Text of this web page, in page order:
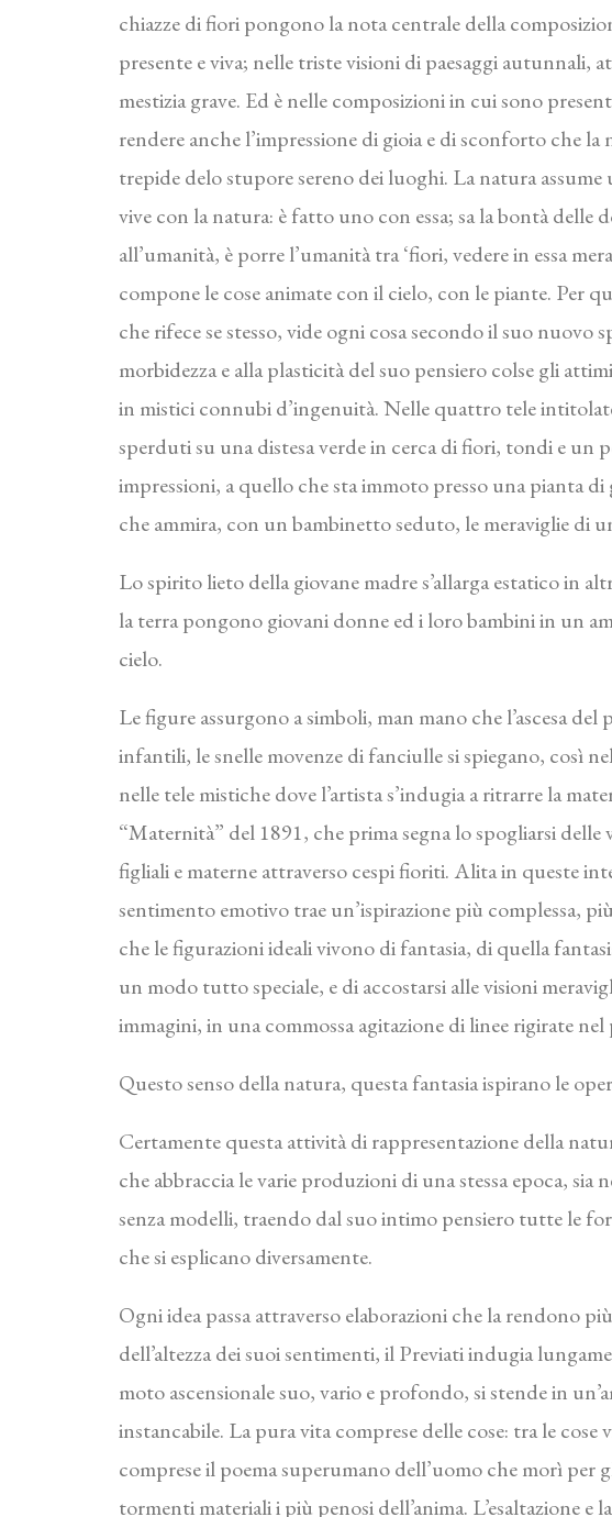
chiazze di fiori pongono la nota centrale della
presente e viva; nelle triste visioni di paesaggi
mestizia grave. Ed è nelle composizioni in cui sono
rendere anche l’impressione di gioia e di sconforto che
trepide delo stupore sereno dei luoghi. La natura assume
vive con la natura: è fatto uno con essa; sa la bontà delle
all’umanità, è porre l’umanità tra ‘fiori, vedere in essa
compone le cose animate con il cielo, con le piante. Per
che rifece se stesso, vide ogni cosa secondo il suo
morbidezza e alla plasticità del suo pensiero colse gli
in mistici connubi d’ingenuità. Nelle quattro tele
sperduti su una distesa verde in cerca di fiori, tondi e un
impressioni, a quello che sta immoto presso una pianta
che ammira, con un bambinetto seduto, le meraviglie di
Lo spirito lieto della giovane madre s’allarga estatico in
la terra pongono giovani donne ed i loro bambini in un
cielo.
Le figure assurgono a simboli, man mano che l’ascesa
infantili, le snelle movenze di fanciulle si spiegano, così
nelle tele mistiche dove l’artista s’indugia a ritrarre la
“Maternità” del 1891, che prima segna lo spogliarsi
figliali e materne attraverso cespi fioriti. Alita in queste
sentimento emotivo trae un’ispirazione più complessa,
che le figurazioni ideali vivono di fantasia, di quella
un modo tutto speciale, e di accostarsi alle visioni
immagini, in una commossa agitazione di linee rigirate
Questo senso della natura, questa fantasia ispirano le
Certamente questa attività di rappresentazione della
che abbraccia le varie produzioni di una stessa epoca,
senza modelli, traendo dal suo intimo pensiero tutte le
che si esplicano diversamente.
Ogni idea passa attraverso elaborazioni che la rendono
dell’altezza dei suoi sentimenti, il Previati indugia
moto ascensionale suo, vario e profondo, si stende in
instancabile. La pura vita comprese delle cose: tra le
comprese il poema superumano dell’uomo che morì
tormenti materiali i più penosi dell’anima. L’esaltazione e